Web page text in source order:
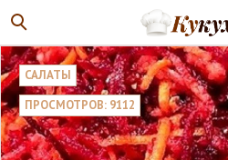
САЛАТЫ
ПРОСМОТРОВ: 9112